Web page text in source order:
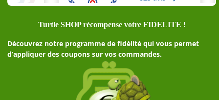
Turtle SHOP récompense votre FIDELITE !
Découvrez notre programme de fidélité qui vous permet
d’appliquer des coupons sur vos commandes.